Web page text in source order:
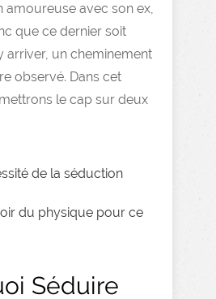
amoureuse avec son ex,
que ce dernier soit
arriver, un cheminement
observé. Dans cet
le cap sur deux
de la séduction
du physique pour ce
Séduire